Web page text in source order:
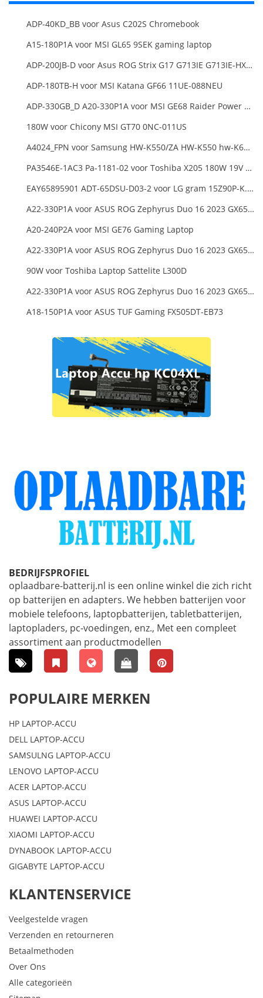
ADP-40KD_BB voor Asus C202S Chromebook
A15-180P1A voor MSI GL65 9SEK gaming laptop
ADP-200JB-D voor Asus ROG Strix G17 G713IE G713IE-HX002W
ADP-180TB-H voor MSI Katana GF66 11UE-088NEU
ADP-330GB_D A20-330P1A voor MSI GE68 Raider Power Supply
180W voor Chicony MSI GT70 0NC-011US
A4024_FPN voor Samsung HW-K550/ZA HW-K550 hw-K650 Soundbar
PA3546E-1AC3 Pa-1181-02 voor Toshiba X205 180W 19V 9.5A Laptop DC Charger Power Supply
EAY65895901 ADT-65DSU-D03-2 voor LG gram 15Z90P-K.ARB6U1 16T90P, LG gram 15Z90Q 16Z90Q 17Z90Q16Z95PD Series
A22-330P1A voor ASUS ROG Zephyrus Duo 16 2023 GX650PY
A20-240P2A voor MSI GE76 Gaming Laptop
A22-330P1A voor ASUS ROG Zephyrus Duo 16 2023 GX650PY
90W voor Toshiba Laptop Sattelite L300D
A22-330P1A voor ASUS ROG Zephyrus Duo 16 2023 GX650PY
A18-150P1A voor ASUS TUF Gaming FX505DT-EB73
BEDRIJFSPROFIEL
oplaadbare-batterij.nl is een online winkel die zich richt
op batterijen en adapters. We hebben batterijen voor
mobiele telefoons, laptopbatterijen, tabletbatterijen,
laptopladers, pc-voedingen, enz., Met een compleet
assortiment aan productmodellen
POPULAIRE MERKEN
HP LAPTOP-ACCU
DELL LAPTOP-ACCU
SAMSULNG LAPTOP-ACCU
LENOVO LAPTOP-ACCU
ACER LAPTOP-ACCU
ASUS LAPTOP-ACCU
HUAWEI LAPTOP-ACCU
XIAOMI LAPTOP-ACCU
DYNABOOK LAPTOP-ACCU
GIGABYTE LAPTOP-ACCU
KLANTENSERVICE
Veelgestelde vragen
Verzenden en retourneren
Betaalmethoden
Over Ons
Alle categorieën